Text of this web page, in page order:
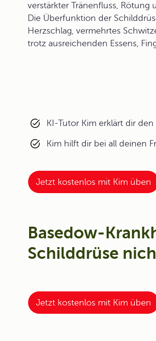
verstärkter Tränenfluss,
Die Überfunktion der
Herzschlag, vermehrtes
trotz ausreichenden Essens,
KI-Tutor Kim erklärt dir
Kim hilft dir bei all deinen
Jetzt kostenlos mit Kim üben
Basedow-
Schilddrüse
Jetzt kostenlos mit Kim üben